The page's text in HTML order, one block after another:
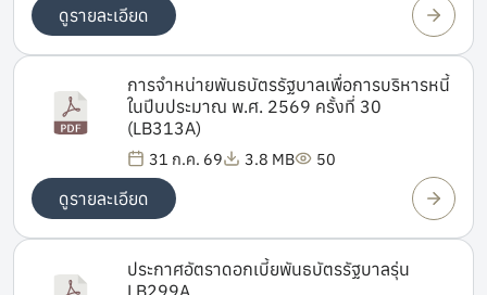
ดูรายละเอียด
การจำหน่ายพันธบัตรรัฐบาลเพื่อการบริหารหนี้
ในปีบประมาณ พ.ศ. 2569 ครั้งที่ 30
(LB313A)
31 ก.ค. 69 3.8 MB 50
ดูรายละเอียด
ประกาศอัตราดอกเบี้ยพันธบัตรรัฐบาลรุ่น